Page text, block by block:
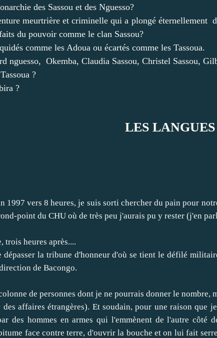
des Sassou et des Nguesso?
meurtrière et criminelle qui a plongé éternellement
du pouvoir comme le clan Sassou?
comme les Adoua ou écartés comme les Tassoua.
nguesso, Okemba, Claudia Sassou, Christel Sassou,
?
?
LES
1997 vers 8 heures, je suis sorti chercher du pain pour
point du CHU où de très peu j'aurais pu y rester (j'en
trois heures après....
dépasser la tribune d'honneur d'où se tient le défilé
de Bacongo.
de personnes dont je ne pourrais donner le
affaires étrangères). Et soudain, pour une raison que
des hommes en armes qui l'emmènent de l'autre
face contre terre, d'ouvrir la bouche et on lui fait